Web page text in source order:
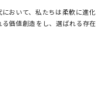
おいて、私たちは柔軟に進化
価値創造をし、選ばれる存在